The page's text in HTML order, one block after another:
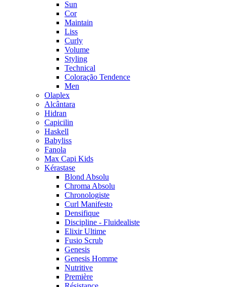
Sun
Cor
Maintain
Liss
Curly
Volume
Styling
Technical
Coloração Tendence
Men
Olaplex
Alcântara
Hidran
Capicilin
Haskell
Babyliss
Fanola
Max Capi Kids
Kérastase
Blond Absolu
Chroma Absolu
Chronologiste
Curl Manifesto
Densifique
Discipline - Fluidealiste
Elixir Ultime
Fusio Scrub
Genesis
Genesis Homme
Nutritive
Première